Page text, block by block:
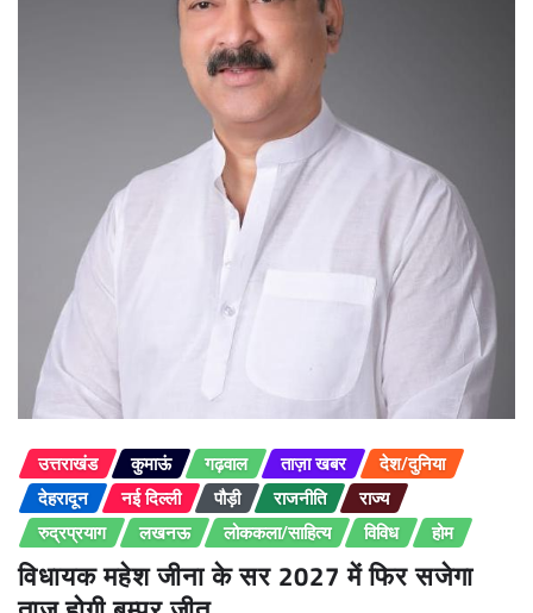
उत्तराखंड कुमाऊं गढ़वाल ताज़ा खबर
देश/दुनिया
देहरादून
नई दिल्ली पौड़ी राजनीति
राज्य
रुद्रप्रयाग
लखनऊ लोककला/साहित्य विविध होम
विधायक महेश जीना के सर 2027 में फिर सजेगा